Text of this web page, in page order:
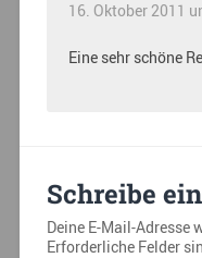
16. Oktober 2011
Eine sehr schöne
Schreibe
Deine E-Mail-
Erforderliche Felder